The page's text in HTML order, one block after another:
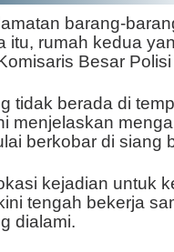
barang-
itu, rumah kedua
Besar
tidak berada di
menjelaskan
berkobar di siang
kejadian untuk
tengah bekerja
dialami.